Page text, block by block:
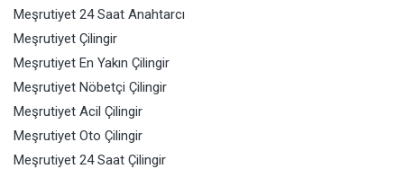
Meşrutiyet 24 Saat Anahtarcı
Meşrutiyet Çilingir
Meşrutiyet En Yakın Çilingir
Meşrutiyet Nöbetçi Çilingir
Meşrutiyet Acil Çilingir
Meşrutiyet Oto Çilingir
Meşrutiyet 24 Saat Çilingir